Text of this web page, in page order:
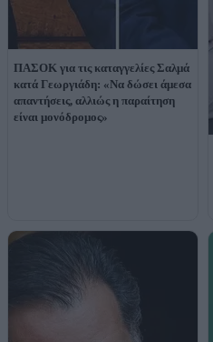
ΠΑΣΟΚ για τις καταγγελίες Σαλμά
κατά Γεωργιάδη: «Να δώσει άμεσα
απαντήσεις, αλλιώς η παραίτηση
είναι μονόδρομος»